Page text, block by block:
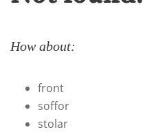
How about:
front
soffor
stolar